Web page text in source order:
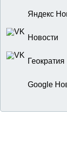
Яндекс
Новости
Геократия
Google